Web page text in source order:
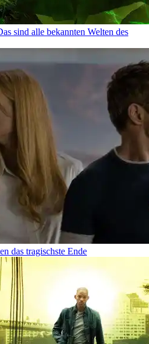
sind alle bekannten Welten des
das tragischste Ende